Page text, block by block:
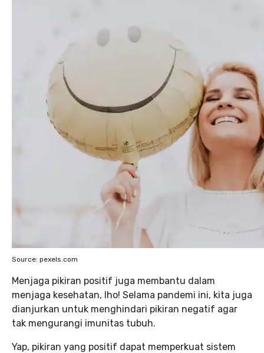
Source: pexels.com
Menjaga pikiran positif juga membantu dalam
menjaga kesehatan, lho! Selama pandemi ini, kita juga
dianjurkan untuk menghindari pikiran negatif agar
tak mengurangi imunitas tubuh.
Yap, pikiran yang positif dapat memperkuat sistem